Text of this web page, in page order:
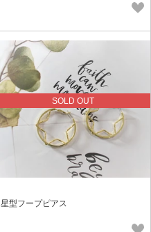
SOLD OUT
星型フープピアス